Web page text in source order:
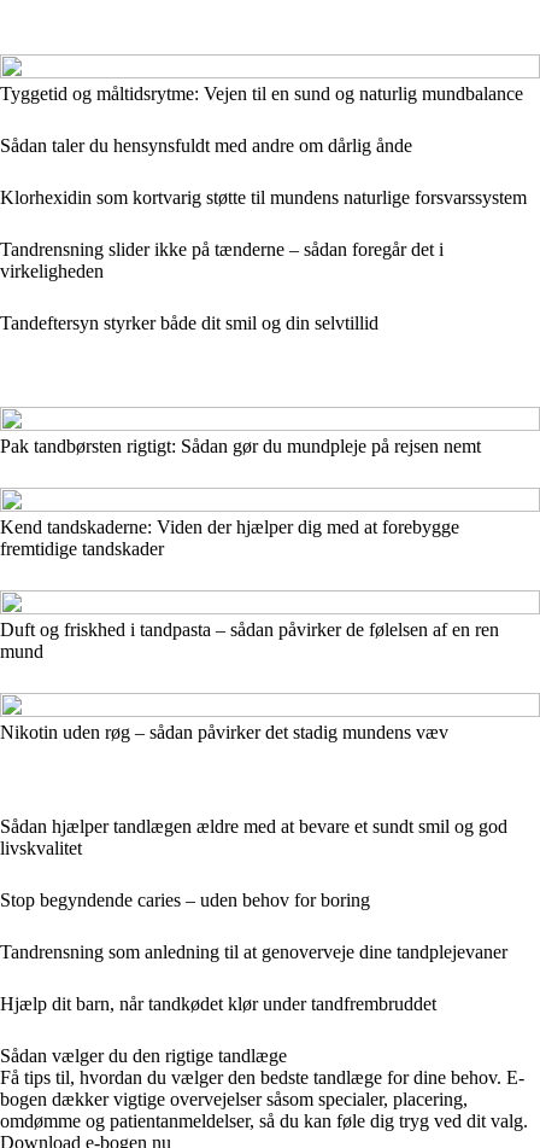
Tyggetid og måltidsrytme: Vejen til en sund og naturlig mundbalance
Sådan taler du hensynsfuldt med andre om dårlig ånde
Klorhexidin som kortvarig støtte til mundens naturlige forsvarssystem
Tandrensning slider ikke på tænderne – sådan foregår det i
virkeligheden
Tandeftersyn styrker både dit smil og din selvtillid
Pak tandbørsten rigtigt: Sådan gør du mundpleje på rejsen nemt
Kend tandskaderne: Viden der hjælper dig med at forebygge
fremtidige tandskader
Duft og friskhed i tandpasta – sådan påvirker de følelsen af en ren
mund
Nikotin uden røg – sådan påvirker det stadig mundens væv
Sådan hjælper tandlægen ældre med at bevare et sundt smil og god
livskvalitet
Stop begyndende caries – uden behov for boring
Tandrensning som anledning til at genoverveje dine tandplejevaner
Hjælp dit barn, når tandkødet klør under tandfrembruddet
Sådan vælger du den rigtige tandlæge
Få tips til, hvordan du vælger den bedste tandlæge for dine behov. E-
bogen dækker vigtige overvejelser såsom specialer, placering,
omdømme og patientanmeldelser, så du kan føle dig tryg ved dit valg.
Download e-bogen nu